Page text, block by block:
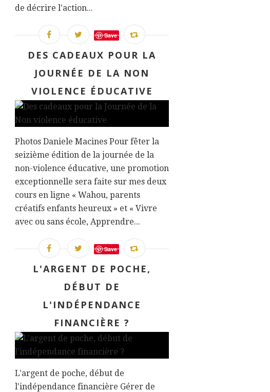
de décrire l'action...
Save
DES CADEAUX POUR LA
JOURNÉE DE LA NON
VIOLENCE ÉDUCATIVE
Photos Daniele Macines Pour fêter la
seizième édition de la journée de la
non-violence éducative, une promotion
exceptionnelle sera faite sur mes deux
cours en ligne « Wahou, parents
créatifs enfants heureux » et « Vivre
avec ou sans école, Apprendre...
Save
L'ARGENT DE POCHE,
DÉBUT DE
L'INDÉPENDANCE
FINANCIÈRE ?
L'argent de poche, début de
l'indépendance financière Gérer de